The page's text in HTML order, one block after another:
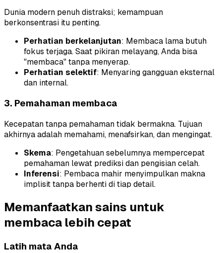
Dunia modern penuh distraksi; kemampuan
berkonsentrasi itu penting.
Perhatian berkelanjutan: Membaca lama butuh
fokus terjaga. Saat pikiran melayang, Anda bisa
"membaca" tanpa menyerap.
Perhatian selektif: Menyaring gangguan eksternal
dan internal.
3. Pemahaman membaca
Kecepatan tanpa pemahaman tidak bermakna. Tujuan
akhirnya adalah memahami, menafsirkan, dan mengingat.
Skema: Pengetahuan sebelumnya mempercepat
pemahaman lewat prediksi dan pengisian celah.
Inferensi: Pembaca mahir menyimpulkan makna
implisit tanpa berhenti di tiap detail.
Memanfaatkan sains untuk
membaca lebih cepat
Latih mata Anda